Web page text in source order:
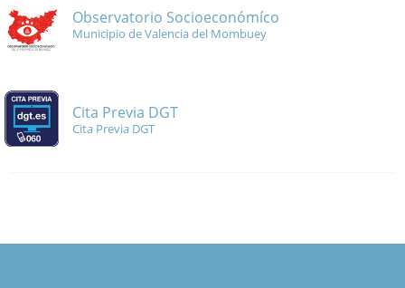
Observatorio Socioeconómíco
Municipio de Valencia del Mombuey
Cita Previa DGT
Cita Previa DGT